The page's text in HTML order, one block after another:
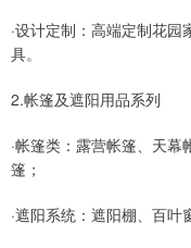
·设计定制：高端定制花
具。
2.帐篷及遮阳用品系列
·帐篷类：露营帐篷、天
篷；
·遮阳系统：遮阳棚、百叶